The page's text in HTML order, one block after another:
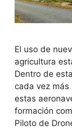
El uso de
agricultura
Dentro de
cada vez más
estas
formación
Piloto de